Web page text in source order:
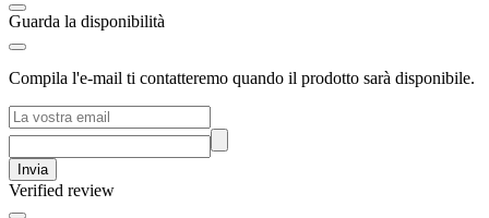
Guarda la disponibilità
Compila l'e-mail ti contatteremo quando il prodotto sarà disponibile.
Invia
Verified review